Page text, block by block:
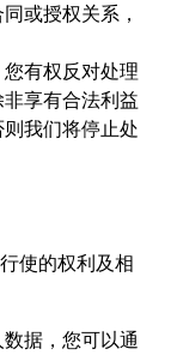
或授权关系，
有权反对处理
享有合法利益
我们将停止处
使的权利及相
据，您可以通